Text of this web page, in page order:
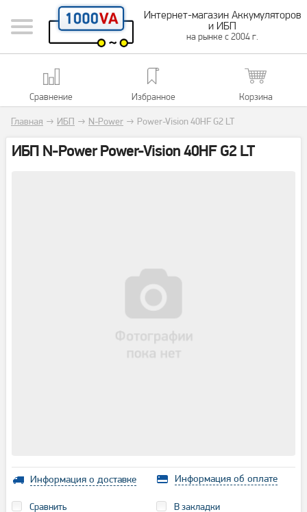
Интернет-магазин Аккумуляторов
и ИБП
на рынке с 2004 г.
Сравнение Избранное Корзина
Главная → ИБП → N-Power → Power-Vision 40HF G2 LT
ИБП N-Power Power-Vision 40HF G2 LT
Информация о доставке Информация об оплате
Сравнить В закладки